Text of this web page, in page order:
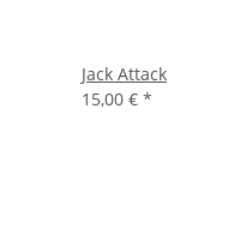
Jack Attack
15,00 € *